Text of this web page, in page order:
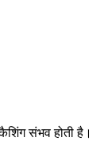
संभव होती है।